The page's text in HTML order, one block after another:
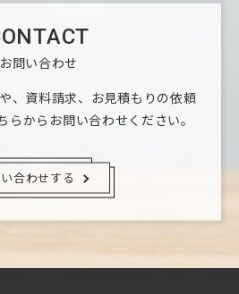
お問い合わせ
、資料請求、お見積もりの依頼
らからお問い合わせください。
合わせする